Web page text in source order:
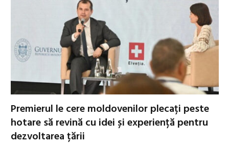
Premierul le cere moldovenilor plecați peste
hotare să revină cu idei și experiență pentru
dezvoltarea țării